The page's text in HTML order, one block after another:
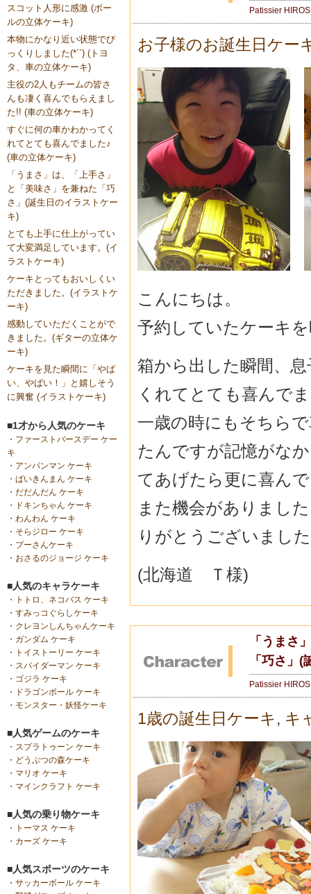
スコット人形に感激 (ボー
ルの立体ケーキ)
本物にかなり近い状態でび
っくりしました(*´`) (トヨ
タ、車の立体ケーキ)
主役の2人もチームの皆さ
んも凄く喜んでもらえまし
た!! (車の立体ケーキ)
すぐに何の車かわかってく
れてとても喜んでました♪
(車の立体ケーキ)
「うまさ」は、「上手さ」
と「美味さ」を兼ねた「巧
さ」(誕生日のイラストケー
キ)
とても上手に仕上がってい
て大変満足しています。(イ
ラストケーキ)
ケーキとってもおいしくい
ただきました。(イラストケ
ーキ)
感動していただくことがで
きました。(ギターの立体ケ
ーキ)
ケーキを見た瞬間に「やば
い、やばい！」と嬉しそう
に興奮 (イラストケーキ)
■1才から人気のケーキ
・ ファーストバースデー ケー
キ
・ アンパンマン ケーキ
・ ばいきんまん ケーキ
・ だだんだん ケーキ
・
ドキンちゃん ケーキ
・ わんわん ケーキ
・ そらジロー ケーキ
・ プーさんケーキ
・ おさるのジョージ ケーキ
■人気のキャラケーキ
・
トトロ、ネコバス ケーキ
・ すみっコぐらしケーキ
・ クレヨンしんちゃんケーキ
・ ガンダム ケーキ
・
トイストーリー ケーキ
・ スパイダーマン ケーキ
・ ゴジラ ケーキ
・
ドラゴンボール ケーキ
・ モンスター・妖怪ケーキ
■人気ゲームのケーキ
・ スプラトゥーン ケーキ
・ どうぶつの森ケーキ
・ マリオ ケーキ
・ マインクラフト ケーキ
■人気の乗り物ケーキ
・
トーマス ケーキ
・ カーズ ケーキ
■人気スポーツのケーキ
・ サッカーボール ケーキ
Patissier
お子様のお誕生日ケー
こんにちは。
予約していたケーキ
箱から出した瞬間、
くれてとても喜んで
一歳の時にもそちら
たんですが記憶がな
てあげたら更に喜ん
また機会がありまし
りがとうございまし
(北海道 Ｔ様)
「うまさ
「巧さ」
Patissier
1歳の誕生日ケーキ , キ